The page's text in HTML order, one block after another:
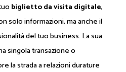
biglietto da visita digitale,
solo informazioni, ma anche il
del tuo business. La sua
singola transazione o
la strada a relazioni durature